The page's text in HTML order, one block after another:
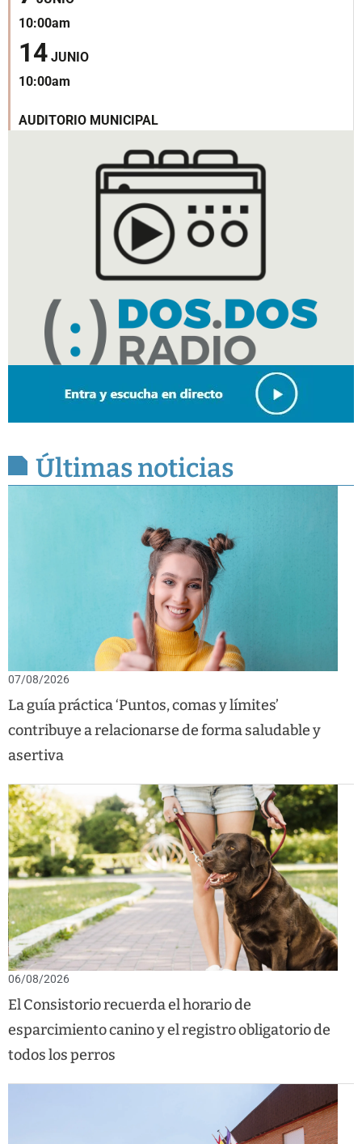
10:00am
14 JUNIO
10:00am
AUDITORIO MUNICIPAL
Últimas noticias
07/08/2026
La guía práctica ‘Puntos, comas y límites’
contribuye a relacionarse de forma saludable y
asertiva
06/08/2026
El Consistorio recuerda el horario de
esparcimiento canino y el registro obligatorio de
todos los perros